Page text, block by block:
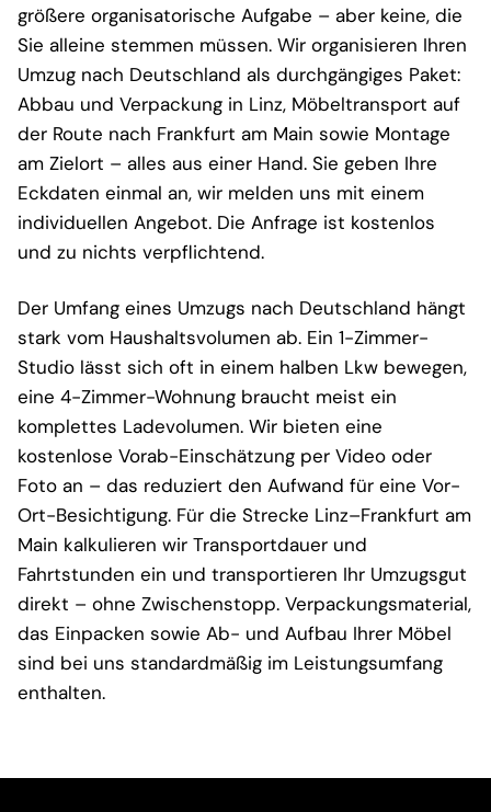
größere organisatorische Aufgabe – aber keine, die
Sie alleine stemmen müssen. Wir organisieren Ihren
Umzug nach Deutschland als durchgängiges Paket:
Abbau und Verpackung in Linz, Möbeltransport auf
der Route nach Frankfurt am Main sowie Montage
am Zielort – alles aus einer Hand. Sie geben Ihre
Eckdaten einmal an, wir melden uns mit einem
individuellen Angebot. Die Anfrage ist kostenlos
und zu nichts verpflichtend.
Der Umfang eines Umzugs nach Deutschland hängt
stark vom Haushaltsvolumen ab. Ein 1-Zimmer-
Studio lässt sich oft in einem halben Lkw bewegen,
eine 4-Zimmer-Wohnung braucht meist ein
komplettes Ladevolumen. Wir bieten eine
kostenlose Vorab-Einschätzung per Video oder
Foto an – das reduziert den Aufwand für eine Vor-
Ort-Besichtigung. Für die Strecke Linz–Frankfurt am
Main kalkulieren wir Transportdauer und
Fahrtstunden ein und transportieren Ihr Umzugsgut
direkt – ohne Zwischenstopp. Verpackungsmaterial,
das Einpacken sowie Ab- und Aufbau Ihrer Möbel
sind bei uns standardmäßig im Leistungsumfang
enthalten.